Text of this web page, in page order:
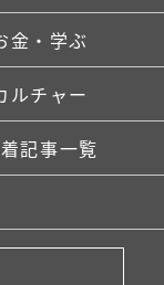
金・学ぶ
ルチャー
記事一覧